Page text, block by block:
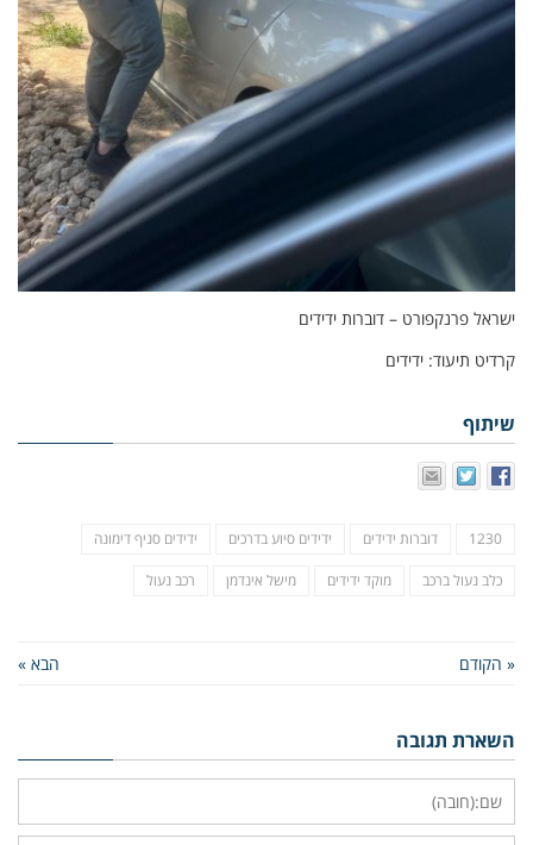
ישראל פרנקפורט – דוברות ידידים
קרדיט תיעוד: ידידים
שיתוף
1230 דוברות ידידים ידידים סיוע בדרכים ידידים סניף דימונה
כלב נעול ברכב מוקד ידידים מישל אינדמן רכב נעול
« הקודם הבא »
השארת תגובה